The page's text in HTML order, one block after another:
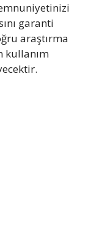
garanti
araştırma
kullanım